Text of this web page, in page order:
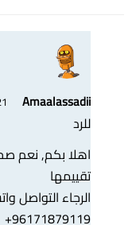
Amaalassadii
للرد
اهلا بكم, نعم
تقييمها
الرجاء التواصل
96171879119+